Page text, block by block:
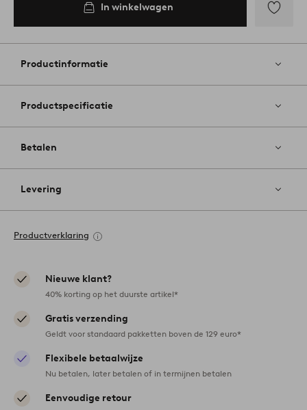
In winkelwagen
aan
Productinformatie
Productspecificatie
Betalen
Levering
Productverklaring
Nieuwe klant?
40% korting op het duurste artikel*
Gratis verzending
Geldt voor standaard pakketten boven de 129 euro*
Flexibele betaalwijze
Nu betalen, later betalen of in termijnen betalen
Eenvoudige retour